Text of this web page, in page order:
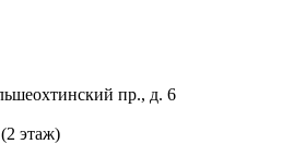
пр., д. 6
этаж)